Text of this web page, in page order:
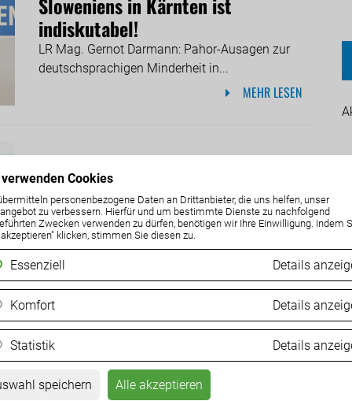
Cookies
personenbezogene Daten an Drittanbieter, die uns helfen, unser
zu verbessern. Hierfür und um bestimmte Dienste zu nachfolgend
Zwecken verwenden zu dürfen, benötigen wir Ihre Einwilligung. Indem
klicken, stimmen Sie diesen zu.
Essenziell Details
Komfort Details
Statistik Details
speichern Alle akzeptieren
indiskutabel!
LR Mag. Gernot Darmann: Pahor-Ausagen zur
deutschsprachigen Minderheit in...
MEHR LESEN
Riesenwirbel in Pflegeheimen wegen
Sparkurs der Kärntner GKK!
LR Mag. Gernot Darmann: Ungeklärter Konflikt,
wer Kosten für...
MEHR LESEN
16. März 2017